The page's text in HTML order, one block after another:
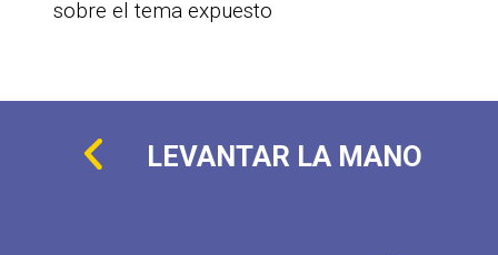
sobre el tema expuesto
LEVANTAR LA MANO